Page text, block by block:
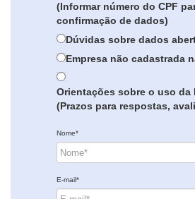
(Informar número do CPF
confirmação de dados)
Dúvidas sobre dados
Empresa não cadastrada
Orientações sobre o uso da
(Prazos para respostas,
Nome*
E-mail*